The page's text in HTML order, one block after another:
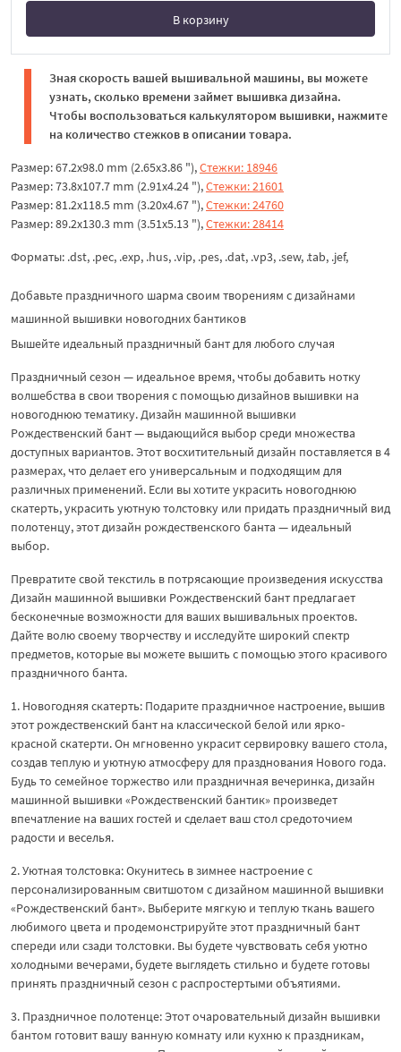
В корзину
В корзине
Зная скорость вашей вышивальной машины, вы можете
узнать, сколько времени займет вышивка дизайна.
Чтобы воспользоваться калькулятором вышивки, нажмите
на количество стежков в описании товара.
Размер: 67.2x98.0 mm (2.65x3.86 "),Стежки: 18946
Размер: 73.8x107.7 mm (2.91x4.24 "),Стежки: 21601
Размер: 81.2x118.5 mm (3.20x4.67 "),Стежки: 24760
Размер: 89.2x130.3 mm (3.51x5.13 "),Стежки: 28414
Форматы: .dst, .pec, .exp, .hus, .vip, .pes, .dat, .vp3, .sew, .tab, .jef,
Добавьте праздничного шарма своим творениям с дизайнами
машинной вышивки новогодних бантиков
Вышейте идеальный праздничный бант для любого случая
Праздничный сезон — идеальное время, чтобы добавить нотку
волшебства в свои творения с помощью дизайнов вышивки на
новогоднюю тематику. Дизайн машинной вышивки
Рождественский бант — выдающийся выбор среди множества
доступных вариантов. Этот восхитительный дизайн поставляется в 4
размерах, что делает его универсальным и подходящим для
различных применений. Если вы хотите украсить новогоднюю
скатерть, украсить уютную толстовку или придать праздничный вид
полотенцу, этот дизайн рождественского банта — идеальный
выбор.
Превратите свой текстиль в потрясающие произведения искусства
Дизайн машинной вышивки Рождественский бант предлагает
бесконечные возможности для ваших вышивальных проектов.
Дайте волю своему творчеству и исследуйте широкий спектр
предметов, которые вы можете вышить с помощью этого красивого
праздничного банта.
1. Новогодняя скатерть: Подарите праздничное настроение, вышив
этот рождественский бант на классической белой или ярко-
красной скатерти. Он мгновенно украсит сервировку вашего стола,
создав теплую и уютную атмосферу для празднования Нового года.
Будь то семейное торжество или праздничная вечеринка, дизайн
машинной вышивки «Рождественский бантик» произведет
впечатление на ваших гостей и сделает ваш стол средоточием
радости и веселья.
2. Уютная толстовка: Окунитесь в зимнее настроение с
персонализированным свитшотом с дизайном машинной вышивки
«Рождественский бант». Выберите мягкую и теплую ткань вашего
любимого цвета и продемонстрируйте этот праздничный бант
спереди или сзади толстовки. Вы будете чувствовать себя уютно
холодными вечерами, будете выглядеть стильно и будете готовы
принять праздничный сезон с распростертыми объятиями.
3. Праздничное полотенце: Этот очаровательный дизайн вышивки
бантом готовит вашу ванную комнату или кухню к праздникам,